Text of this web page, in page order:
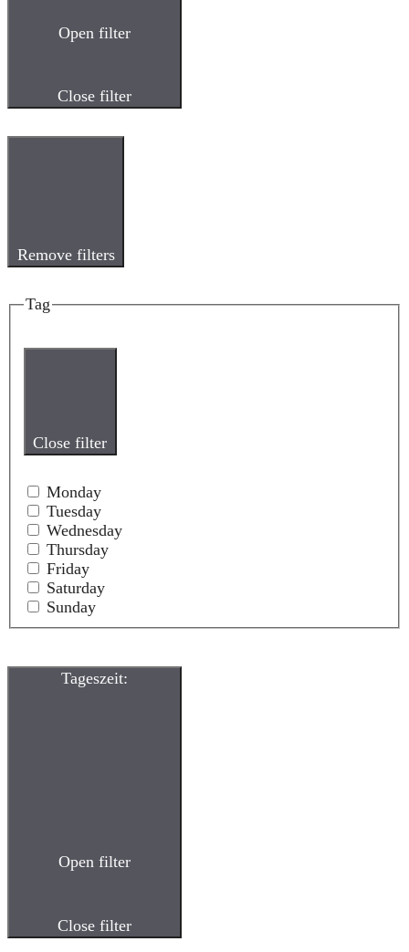
Open filter
Close filter
Remove filters
Tag
Close filter
Monday
Tuesday
Wednesday
Thursday
Friday
Saturday
Sunday
Tageszeit:
Open filter
Close filter